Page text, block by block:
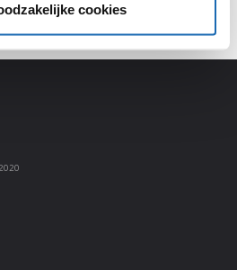
cookies